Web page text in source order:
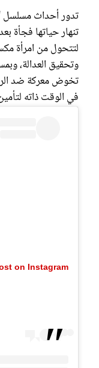
تدور أحداث مسلسل
تنهار حياتها فجأة
لتتحول من امرأة
وتحقيق العدالة،
تخوض معركة ضد
في الوقت ذاته
on Instagram